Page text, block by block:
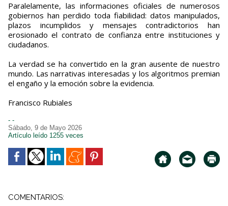
Paralelamente, las informaciones oficiales de numerosos
gobiernos han perdido toda fiabilidad: datos manipulados,
plazos incumplidos y mensajes contradictorios han
erosionado el contrato de confianza entre instituciones y
ciudadanos.
La verdad se ha convertido en la gran ausente de nuestro
mundo. Las narrativas interesadas y los algoritmos premian
el engaño y la emoción sobre la evidencia.
Francisco Rubiales
- -
Sábado, 9 de Mayo 2026
Artículo leído 1255 veces
COMENTARIOS: